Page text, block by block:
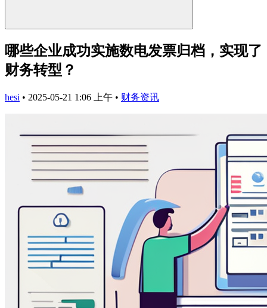
哪些企业成功实施数电发票归档，实现了
财务转型？
hesi • 2025-05-21 1:06 上午 • 财务资讯